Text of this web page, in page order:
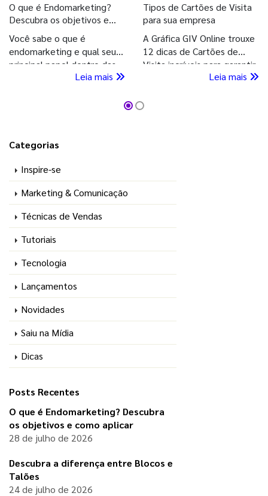
O que é Endomarketing?
Descubra os objetivos e
como aplicar
Você sabe o que é
endomarketing e qual seu
principal papel dentro das
empresas? Se você ainda
Leia mais
Tipos de Cartões de Visita
para sua empresa
A Gráfica GIV Online trouxe
12 dicas de Cartões de
Visita incríveis para garantir
profissionalismo e
empresa. Confira nosso
Leia mais
Categorias
Inspire-se
Marketing & Comunicação
Técnicas de Vendas
Tutoriais
Tecnologia
Lançamentos
Novidades
Saiu na Mídia
Dicas
Posts Recentes
O que é Endomarketing? Descubra
os objetivos e como aplicar
28 de julho de 2026
Descubra a diferença entre Blocos e
Talões
24 de julho de 2026